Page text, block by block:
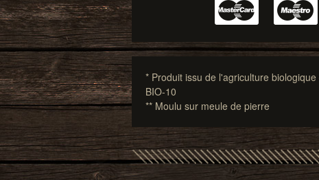
* Produit issu de l'agriculture
BIO-10
** Moulu sur meule de pierre